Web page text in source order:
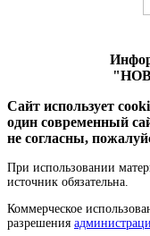
Сайт использует
один современный
не согласны,
При использовании
источник обязательна.
Коммерческое
разрешения